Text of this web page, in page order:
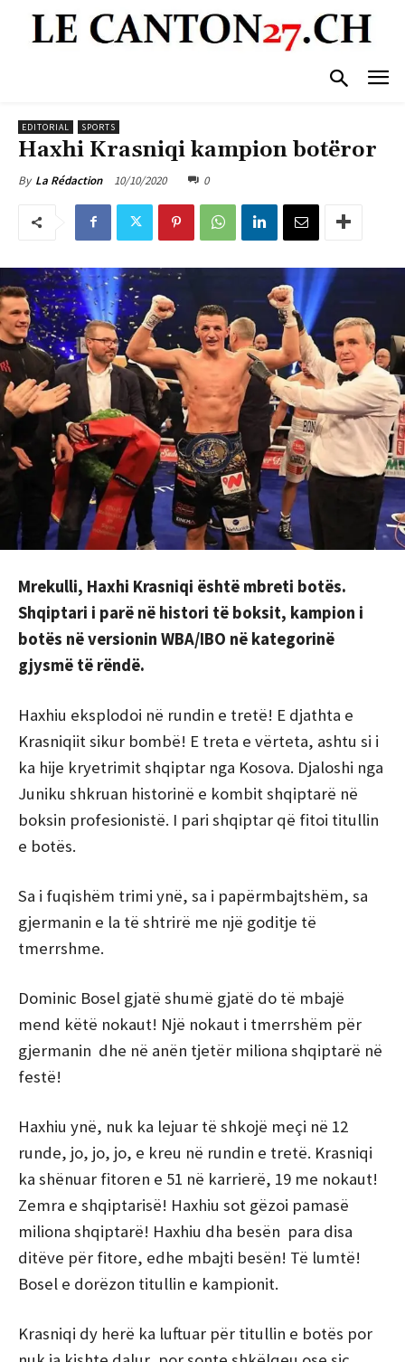
EDITORIAL SPORTS
Haxhi Krasniqi kampion botëror
By La Rédaction 10/10/2020 0
Mrekulli, Haxhi Krasniqi është mbreti botës.
Shqiptari i parë në histori të boksit, kampion i
botës në versionin WBA/IBO në kategorinë
gjysmë të rëndë.
Haxhiu eksplodoi në rundin e tretë! E djathta e
Krasniqiit sikur bombë! E treta e vërteta, ashtu si i
ka hije kryetrimit shqiptar nga Kosova. Djaloshi nga
Juniku shkruan historinë e kombit shqiptarë në
boksin profesionistë. I pari shqiptar që fitoi titullin
e botës.
Sa i fuqishëm trimi ynë, sa i papërmbajtshëm, sa
gjermanin e la të shtrirë me një goditje të
tmerrshme.
Dominic Bosel gjatë shumë gjatë do të mbajë
mend këtë nokaut! Një nokaut i tmerrshëm për
gjermanin dhe në anën tjetër miliona shqiptarë në
festë!
Haxhiu ynë, nuk ka lejuar të shkojë meçi në 12
runde, jo, jo, jo, e kreu në rundin e tretë. Krasniqi
ka shënuar fitoren e 51 në karrierë, 19 me nokaut!
Zemra e shqiptarisë! Haxhiu sot gëzoi pamasë
miliona shqiptarë! Haxhiu dha besën para disa
ditëve për fitore, edhe mbajti besën! Të lumtë!
Bosel e dorëzon titullin e kampionit.
Krasniqi dy herë ka luftuar për titullin e botës por